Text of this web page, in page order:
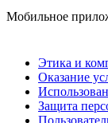
Мобильное
Этика и
Оказание
Защита